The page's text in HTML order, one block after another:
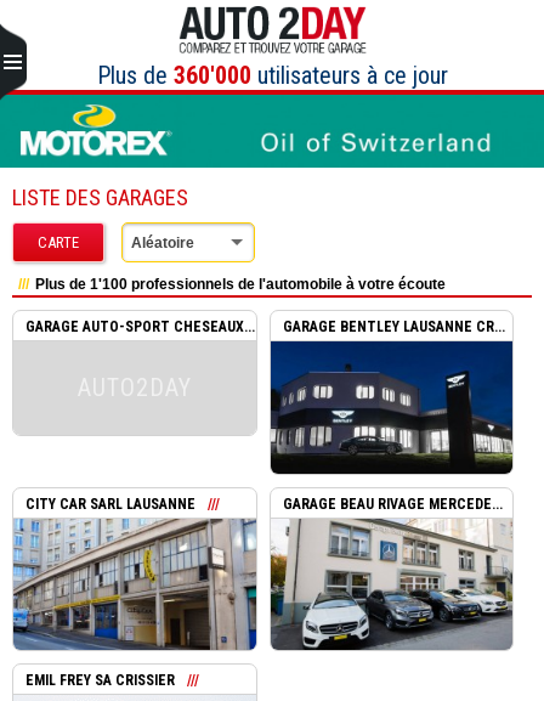
au
contenu
Plus de 360'000 utilisateurs à ce jour
LISTE DES GARAGES
CARTE Aléatoire
Plus de 1'100 professionnels de l'automobile à votre écoute
GARAGE AUTO-SPORT CHESEAUX...
AUTO2DAY
GARAGE BENTLEY LAUSANNE CR...
CITY CAR SARL LAUSANNE GARAGE BEAU RIVAGE MERCEDE...
EMIL FREY SA CRISSIER